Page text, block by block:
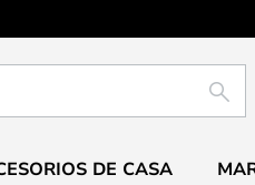
DE CASA